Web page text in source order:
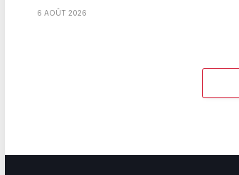
6 AOÛT 2026